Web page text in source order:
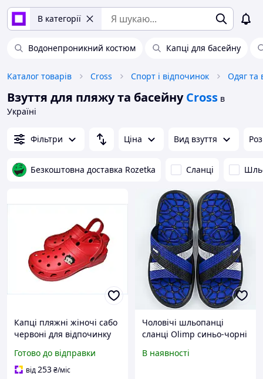
В категорії
Водонепроникний костюм Капці для басейну
Каталог товарів Cross Спорт і відпочинок Одяг та
Взуття для пляжу та басейну Cross в
Україні
Фільтри Ціна Вид взуття
Безкоштовна доставка Rozetka Сланці
Капці пляжні жіночі сабо
червоні для відпочинку
зручні з ЕВА
Готово до відправки
від253₴/міс
Чоловічі шльопанці
сланці Olimp синьо-чорні
Розміри 41-45
В наявності